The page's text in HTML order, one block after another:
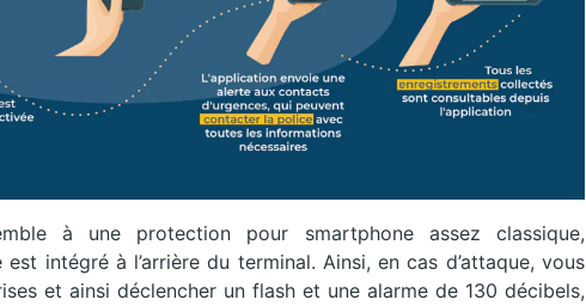
à une protection pour smartphone assez classique,
intégré à l’arrière du terminal. Ainsi, en cas d’attaque, vous
et ainsi déclencher un flash et une alarme de 130 décibels,